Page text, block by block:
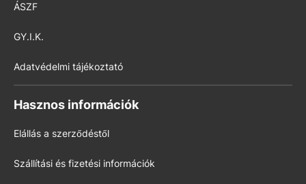
ÁSZF
GY.I.K.
Adatvédelmi tájékoztató
Hasznos információk
Elállás a szerződéstől
Szállítási és fizetési információk